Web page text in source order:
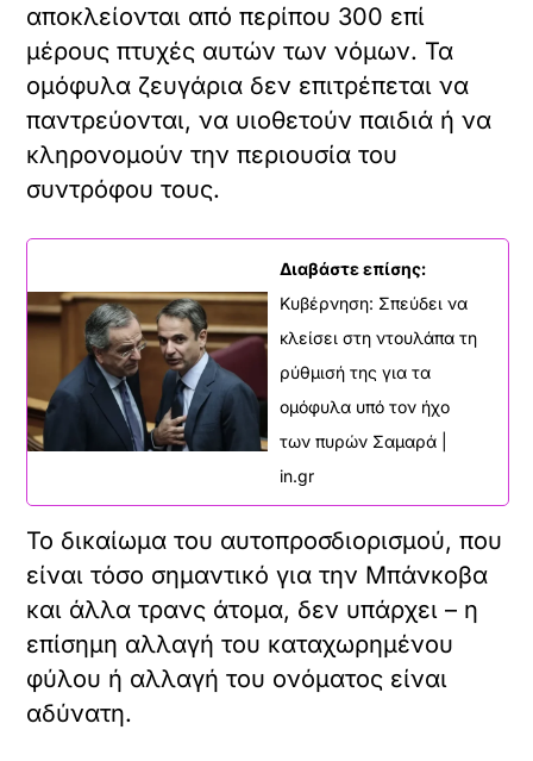
αποκλείονται από περίπου 300 επί
μέρους πτυχές αυτών των νόμων. Τα
ομόφυλα ζευγάρια δεν επιτρέπεται να
παντρεύονται, να υιοθετούν παιδιά ή να
κληρονομούν την περιουσία του
συντρόφου τους.
Διαβάστε επίσης:
Κυβέρνηση: Σπεύδει να
κλείσει στη ντουλάπα τη
ρύθμισή της για τα
ομόφυλα υπό τον ήχο
των πυρών Σαμαρά |
in.gr
Το δικαίωμα του αυτοπροσδιορισμού, που
είναι τόσο σημαντικό για την Μπάνκοβα
και άλλα τρανς άτομα, δεν υπάρχει – η
επίσημη αλλαγή του καταχωρημένου
φύλου ή αλλαγή του ονόματος είναι
αδύνατη.